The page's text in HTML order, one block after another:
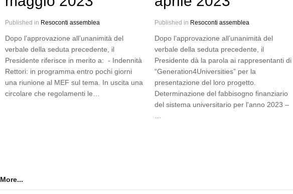
Published in Resoconti assemblea
Dopo l’approvazione all’unanimità del
verbale della seduta precedente, il
Presidente riferisce in merito a: - Indennità
Rettori: in programma entro pochi giorni
una riunione al MEF sul tema. In uscita una
circolare che regolamenti le…
Published in Resoconti assemblea
Dopo l’approvazione all’unanimità del
verbale della seduta precedente, il
Presidente dà la parola ai rappresentanti di
“Generation4Universities” per la
presentazione del loro progetto.
Determinazione del fabbisogno finanziario
del sistema universitario per l'anno 2023 –
More...